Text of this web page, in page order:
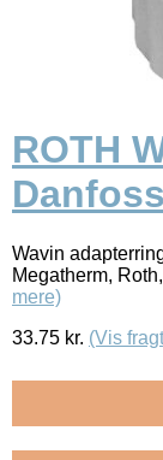
ROTH
Wavin
Megatherm,
mere)
33.75 kr. (Vis